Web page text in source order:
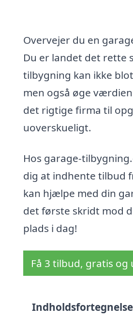
Overvejer du en
Du er landet det rette
tilbygning kan ikke
men også øge
det rigtige firma til
uoverskueligt.
Hos garage-
dig at indhente tilbud
kan hjælpe med din
det første skridt mod
plads i dag!
Få 3 tilbud, gratis
Indholdsfortegnelse